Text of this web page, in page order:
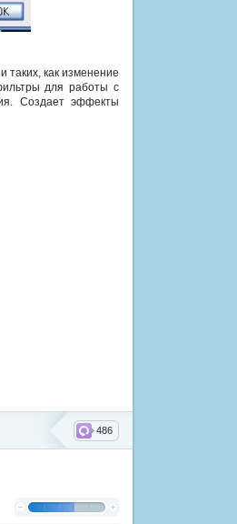
таких, как изменение
для работы с
Создает эффекты
486